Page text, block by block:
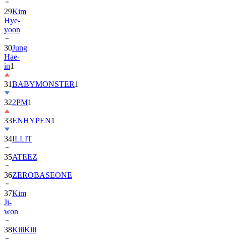
Hye-
yoon
30Jung
Hae-
in1
31BABYMONSTER
322PM1
33ENHYPEN
34ILLIT
35ATEEZ
36ZEROBASEONE
37Kim
Ji-
won
38KiiiKiii
39LE
SSERAFIM